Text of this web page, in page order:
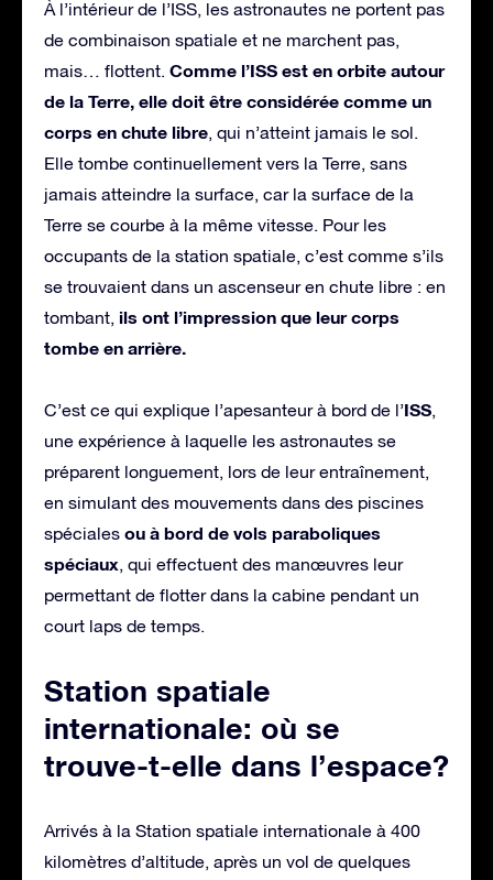
À l’intérieur de l’ISS, les astronautes ne portent pas
de combinaison spatiale et ne marchent pas,
mais… flottent. Comme l’ISS est en orbite autour
de la Terre, elle doit être considérée comme un
corps en chute libre, qui n’atteint jamais le sol.
Elle tombe continuellement vers la Terre, sans
jamais atteindre la surface, car la surface de la
Terre se courbe à la même vitesse. Pour les
occupants de la station spatiale, c’est comme s’ils
se trouvaient dans un ascenseur en chute libre : en
tombant, ils ont l’impression que leur corps
tombe en arrière.
C’est ce qui explique l’apesanteur à bord de l’ISS,
une expérience à laquelle les astronautes se
préparent longuement, lors de leur entraînement,
en simulant des mouvements dans des piscines
spéciales ou à bord de vols paraboliques
spéciaux, qui effectuent des manœuvres leur
permettant de flotter dans la cabine pendant un
court laps de temps.
Station spatiale
internationale: où se
trouve-t-elle dans l’espace?
Arrivés à la Station spatiale internationale à 400
kilomètres d’altitude, après un vol de quelques